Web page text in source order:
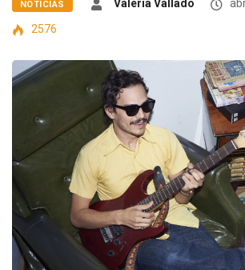
NOTICIAS Valeria Vallado
2576